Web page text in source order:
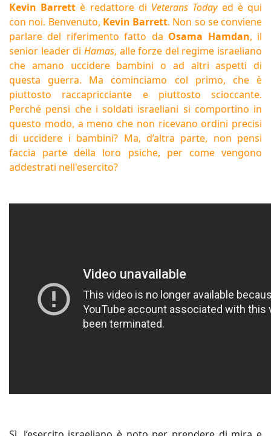
Kevin Barrett è redattore di Veterans Todayed è qui
con noi. Benvenuto, Kevin Barrett. Non so se conviene
parlare del riferimento fatto da Osama Hamdan, il
senior leader di Hamas, alle forze del regime israeliano
che amano uccidere bambini o ad altri aspetti di
questa guerra. Ma cominciamo col primo, che è
piuttosto raccapricciante e piuttosto scioccante.
Perché pensi che i soldati israeliani si comportino in
questo modo, a meno che non ricevano ordini precisi
di uccidere i bambini? Ma, d’altra parte, non pensi
faccia parte della loro psiche, per come vengono
addestrati nell'esercito?